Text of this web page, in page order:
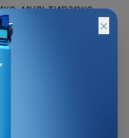
мультиварке
чай и кофе
не
блюда −
вкус
кувшинах
для
×